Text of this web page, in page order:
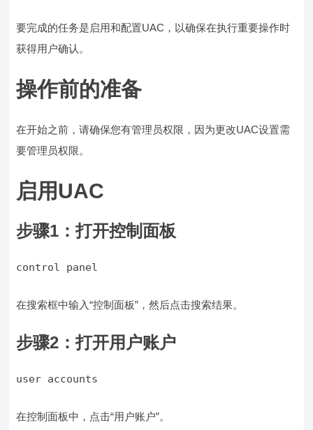
要完成的任务是启用和配置UAC，以确保在执行重要操作时
获得用户确认。
操作前的准备
在开始之前，请确保您有管理员权限，因为更改UAC设置需
要管理员权限。
启用UAC
步骤1：打开控制面板
control panel
在搜索框中输入“控制面板”，然后点击搜索结果。
步骤2：打开用户账户
user accounts
在控制面板中，点击“用户账户”。